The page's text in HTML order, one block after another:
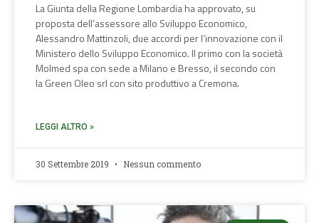
La Giunta della Regione Lombardia ha approvato, su
proposta dell’assessore allo Sviluppo Economico,
Alessandro Mattinzoli, due accordi per l’innovazione con il
Ministero dello Sviluppo Economico. Il primo con la società
Molmed spa con sede a Milano e Bresso, il secondo con
la Green Oleo srl con sito produttivo a Cremona.
LEGGI ALTRO »
30 Settembre 2019 Nessun commento